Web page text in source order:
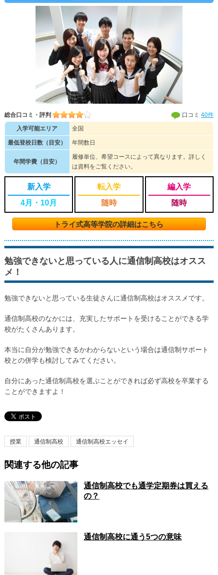
総合口コミ・評判 口コミ40件
入学可能エリア
全国
最低登校日数（目安） 年間数日
年間学費（目安）
履修単位、希望コースによって異なります。詳しく
は資料をご覧ください。
新入学
4月・10月
転入学
随時
編入学
随時
トライ式高等学院の詳細はこちら
勉強できないと思っている人に通信制高校はオスス
メ！
勉強できないと思っている生徒さんに通信制高校はオススメです。
通信制高校のなかには、充実したサポートを受けることができる学
校がたくさんあります。
本当に自分が勉強できるかわからないという場合は通信制サポート
校との併学も検討してみてください。
自分にあった通信制高校を選ぶことができれば必ず高校を卒業する
ことができますよ！
授業 通信制高校 通信制高校エッセイ
関連する他の記事
通信制高校でも通学定期券は買える
の？
通信制高校に通う5つの意味